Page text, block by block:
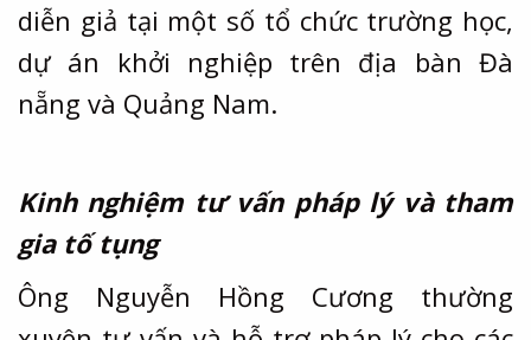
diễn giả tại một số tổ chức trường học,
dự án khởi nghiệp trên địa bàn Đà
nẵng và Quảng Nam.
Kinh nghiệm tư vấn pháp lý và tham
gia tố tụng
Ông Nguyễn Hồng Cương thường